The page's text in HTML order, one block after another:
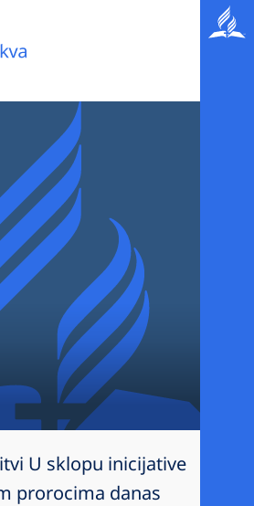
U sklopu inicijative
prorocima danas